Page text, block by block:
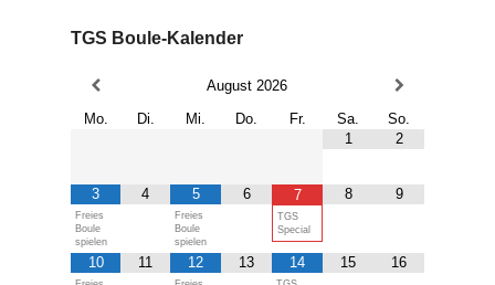
TGS Boule-Kalender
August 2026
Mo.
Di. Mi. Do. Fr. Sa.
So.
1
2
3
Freies
Boule
spielen
4 5
Freies
Boule
spielen
6 7
TGS
Special
8 9
10 11 12 13 14 15 16